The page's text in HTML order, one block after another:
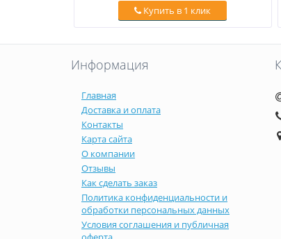
Купить в 1 клик
Информация
Главная
Доставка и оплата
Контакты
Карта сайта
О компании
Отзывы
Как сделать заказ
Политика конфиденциальности и
обработки персональных данных
Условия соглашения и публичная